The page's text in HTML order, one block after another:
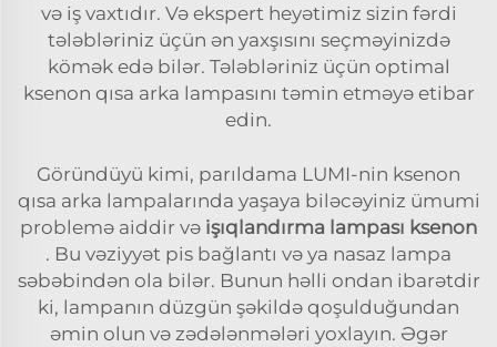
və iş vaxtıdır. Və ekspert heyətimiz sizin fərdi
tələbləriniz üçün ən yaxşısını seçməyinizdə
kömək edə bilər. Tələbləriniz üçün optimal
ksenon qısa arka lampasını təmin etməyə etibar
edin.
Göründüyü kimi, parıldama LUMI-nin ksenon
qısa arka lampalarında yaşaya biləcəyiniz ümumi
problemə aiddir və i̇şıqlandırma lampası ksenon
. Bu vəziyyət pis bağlantı və ya nasaz lampa
səbəbindən ola bilər. Bunun həlli ondan ibarətdir
ki, lampanın düzgün şəkildə qoşulduğundan
əmin olun və zədələnmələri yoxlayın. Əgər